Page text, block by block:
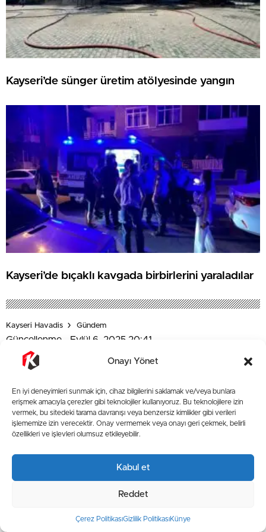
Onayı Yönet
En iyi deneyimleri sunmak için, cihaz bilgilerini saklamak ve/veya bunlara
erişmek amacıyla çerezler gibi teknolojiler kullanıyoruz. Bu teknolojilere izin
vermek, bu sitedeki tarama davranışı veya benzersiz kimlikler gibi verileri
işlememize izin verecektir. Onay vermemek veya onayı geri çekmek, belirli
özellikleri ve işlevleri olumsuz etkileyebilir.
Kabul et
Reddet
Çerez PolitikasıGizlilik PolitikasıKünye
Kayseri’de sünger üretim atölyesinde yangın
Kayseri’de bıçaklı kavgada birbirlerini yaraladılar
Kayseri Havadis Gündem
Güncellenme - Eylül 6, 2025 20:41
Yayınlanma - Eylül 6, 2025 20:09
Erdoğan Malatya’dan Seslendi:
“Savaş ve Terör Baronları
Hedefine Ulaşamayacak”